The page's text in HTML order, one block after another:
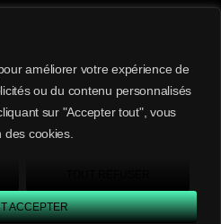
améliorer votre expérience de
ou du contenu personnalisés
sur "Accepter tout", vous
cookies.
ACCEPTER keyboard_arrow_right
28 juillet